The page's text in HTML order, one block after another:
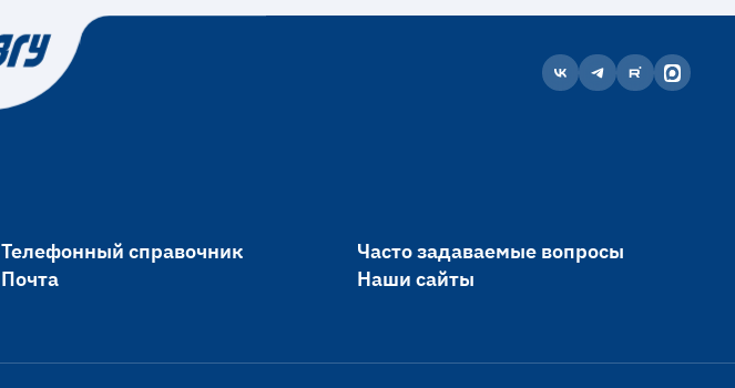
Телефонный справочник
Почта
Часто задаваемые вопросы
Наши сайты